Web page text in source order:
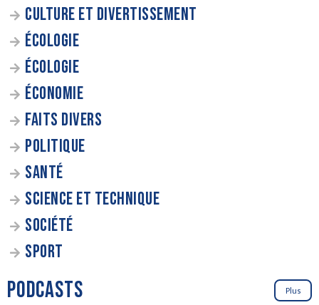
CULTURE ET DIVERTISSEMENT
ÉCOLOGIE
ÉCOLOGIE
ÉCONOMIE
FAITS DIVERS
POLITIQUE
SANTÉ
SCIENCE ET TECHNIQUE
SOCIÉTÉ
SPORT
PODCASTS Plus